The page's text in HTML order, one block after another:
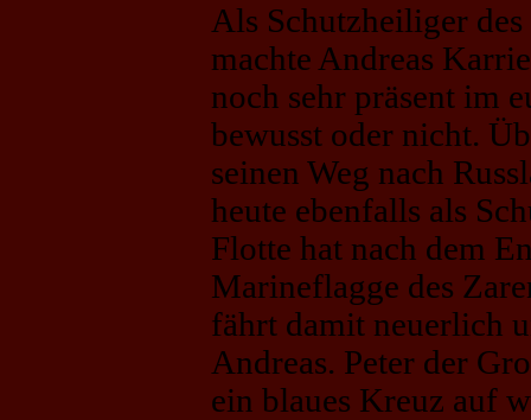
Als Schutzheiliger
machte Andreas
noch sehr präsent im
bewusst oder nicht.
seinen Weg nach
heute ebenfalls als
Flotte hat nach dem
Marineflagge des
fährt damit neuerlich
Andreas. Peter der
ein blaues Kreuz auf